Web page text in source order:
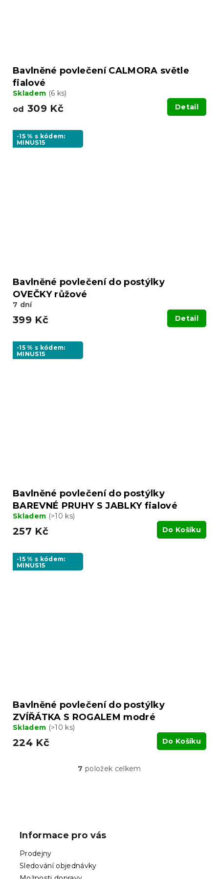
Bavlněné povlečení CALMORA světle
fialové
Skladem (6 ks)
od 309 Kč Detail
-15 % s kódem:
MINUS15
Bavlněné povlečení do postýlky
OVEČKY růžové
7 dní
399 Kč Detail
-15 % s kódem:
MINUS15
Bavlněné povlečení do postýlky
BAREVNÉ PRUHY S JABLKY fialové
Skladem (>10 ks)
257 Kč Do Košíku
-15 % s kódem:
MINUS15
Bavlněné povlečení do postýlky
ZVÍŘÁTKA S ROGALEM modré
Skladem (>10 ks)
224 Kč Do Košíku
O
7 položek celkem
Informace pro vás
Prodejny
Sledování objednávky